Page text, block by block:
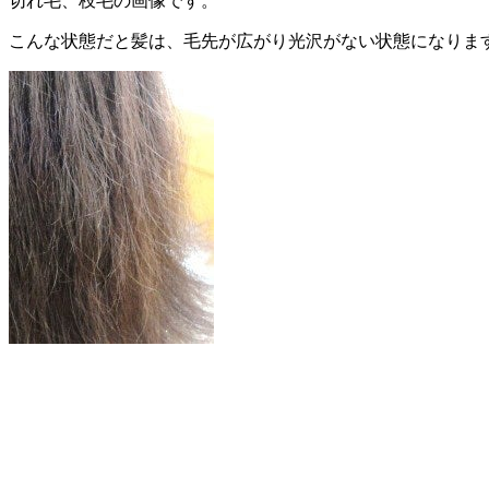
こんな状態だと髪は、毛先が広がり光沢がない状態になりま